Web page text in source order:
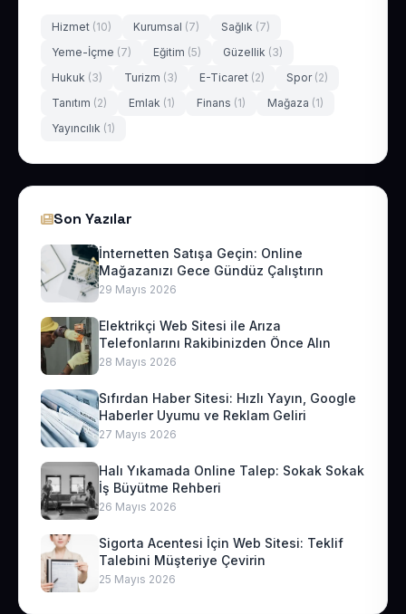
Hizmet (10) Kurumsal (7) Sağlık (7)
Yeme-İçme (7) Eğitim (5) Güzellik (3)
Hukuk (3) Turizm (3) E-Ticaret (2) Spor (2)
Tanıtım (2) Emlak (1) Finans (1) Mağaza (1)
Yayıncılık (1)
Son Yazılar
İnternetten Satışa Geçin: Online
Mağazanızı Gece Gündüz Çalıştırın
29 Mayıs 2026
Elektrikçi Web Sitesi ile Arıza
Telefonlarını Rakibinizden Önce Alın
28 Mayıs 2026
Sıfırdan Haber Sitesi: Hızlı Yayın, Google
Haberler Uyumu ve Reklam Geliri
27 Mayıs 2026
Halı Yıkamada Online Talep: Sokak Sokak
İş Büyütme Rehberi
26 Mayıs 2026
Sigorta Acentesi İçin Web Sitesi: Teklif
Talebini Müşteriye Çevirin
25 Mayıs 2026